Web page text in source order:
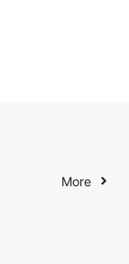
More